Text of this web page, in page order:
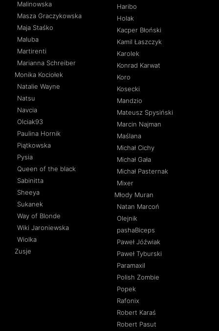
Malinowska
Masza Graczykowska
Maja Staśko
Maluba
Martirenti
Marianna Schreiber
Monika Kociołek
Natalie Wayne
Natsu
Navcia
Olciak93
Paulina Hornik
Piątkowska
Pysia
Queen of the black
Sabinitta
Sheeya
Sukanek
Way of Blonde
Wiki Jaroniewska
Wiolka
Zusje
Haribo
Holak
Kacper Błoński
Kamil Łaszczyk
Karolek
Konrad Karwat
Koro
Kosecki
Mandzio
Mateusz Spysiński
Marcin Najman
Maślana
Michał Cichy
Michał Gała
Michał Pasternak
Mixer
Młody Muran
Natan Marcoń
Olejnik
pashaBiceps
Paweł Jóźwiak
Paweł Tyburski
Paramaxil
Polish Zombie
Popek
Rafonix
Robert Karaś
Robert Pasut